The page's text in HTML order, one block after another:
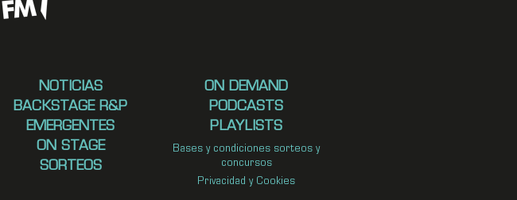
NOTICIAS
BACKSTAGE R&P
EMERGENTES
ON STAGE
SORTEOS
ON DEMAND
PODCASTS
PLAYLISTS
Bases y condiciones sorteos y
concursos
Privacidad y Cookies